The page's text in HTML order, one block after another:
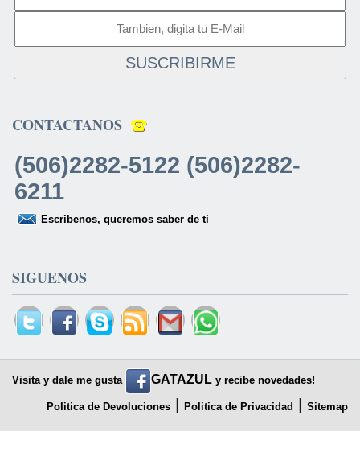
SUSCRIBIRME
CONTACTANOS
(506)2282-5122 (506)2282-
6211
Escribenos, queremos saber de ti
SIGUENOS
Visita y dale me gusta GATAZUL y recibe novedades!
Politica de Devoluciones Politica de Privacidad Sitemap